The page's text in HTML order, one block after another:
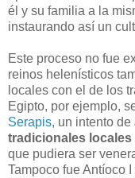
él y su familia a la
instaurando así un
Este proceso no fue
reinos helenísticos
locales con el de los
Egipto, por ejemplo,
Serapis, un intento de
tradicionales
que pudiera ser
Tampoco fue Antíoco